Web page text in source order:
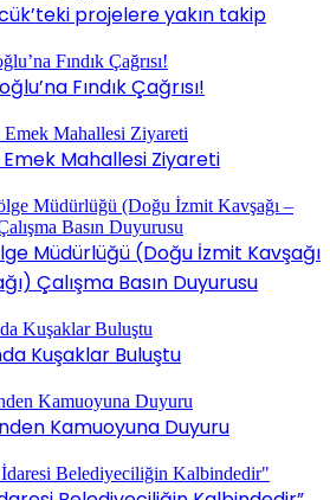
projelere yakın takip
Fındık Çağrısı!
Emek Mahallesi Ziyareti
Müdürlüğü (Doğu İzmit Kavşağı
Çalışma Basın Duyurusu
Kuşaklar Buluştu
Kamuoyuna Duyuru